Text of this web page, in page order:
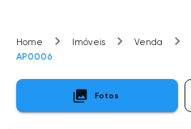
Home Imóveis Venda
AP0006
Fotos